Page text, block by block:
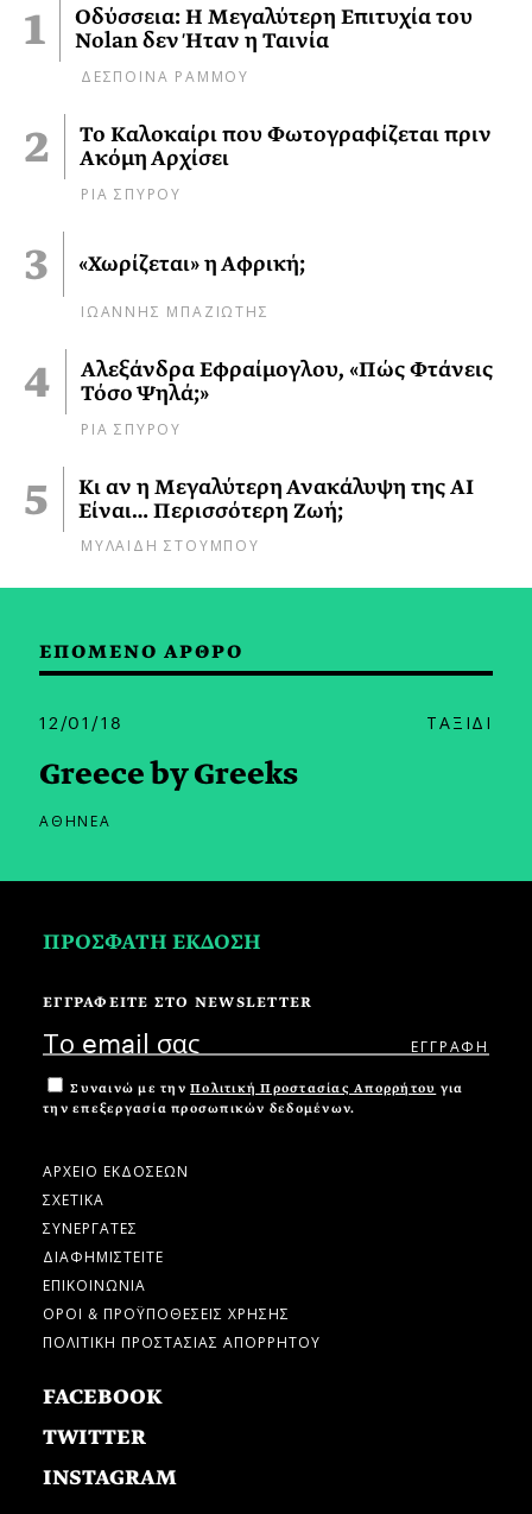
Οδύσσεια: Η Μεγαλύτερη Επιτυχία του
Nolan δεν Ήταν η Ταινία
ΔΕΣΠΟΙΝΑ ΡΑΜΜΟΥ
Το Καλοκαίρι που Φωτογραφίζεται πριν
Ακόμη Αρχίσει
ΡΙΑ ΣΠΥΡΟΥ
«Χωρίζεται» η Αφρική;
ΙΩΑΝΝΗΣ ΜΠΑΖΙΩΤΗΣ
Αλεξάνδρα Εφραίμογλου, «Πώς Φτάνεις
Τόσο Ψηλά;»
ΡΙΑ ΣΠΥΡΟΥ
Κι αν η Μεγαλύτερη Ανακάλυψη της AI
Είναι… Περισσότερη Ζωή;
ΜΥΛΑΙΔΗ ΣΤΟΥΜΠΟΥ
ΕΠΟΜΕΝΟ ΑΡΘΡΟ
12/01/18 ΤΑΞΙΔΙ
Greece by Greeks
ΑΘΗΝΕΑ
ΠΡΟΣΦΑΤΗ ΕΚΔΟΣΗ
ΕΓΓΡΑΦΕΙΤΕ ΣΤΟ NEWSLETTER
Συναινώ με την Πολιτική Προστασίας Απορρήτου για
την επεξεργασία προσωπικών δεδομένων.
ΑΡΧΕΙΟ ΕΚΔΟΣΕΩΝ
ΣΧΕΤΙΚΑ
ΣΥΝΕΡΓΑΤΕΣ
ΔΙΑΦΗΜΙΣΤΕΙΤΕ
ΕΠΙΚΟΙΝΩΝΙΑ
ΟΡΟΙ & ΠΡΟΫΠΟΘΕΣΕΙΣ ΧΡΗΣΗΣ
ΠΟΛΙΤΙΚΗ ΠΡΟΣΤΑΣΙΑΣ ΑΠΟΡΡΗΤΟΥ
FACEBOOK
TWITTER
INSTAGRAM